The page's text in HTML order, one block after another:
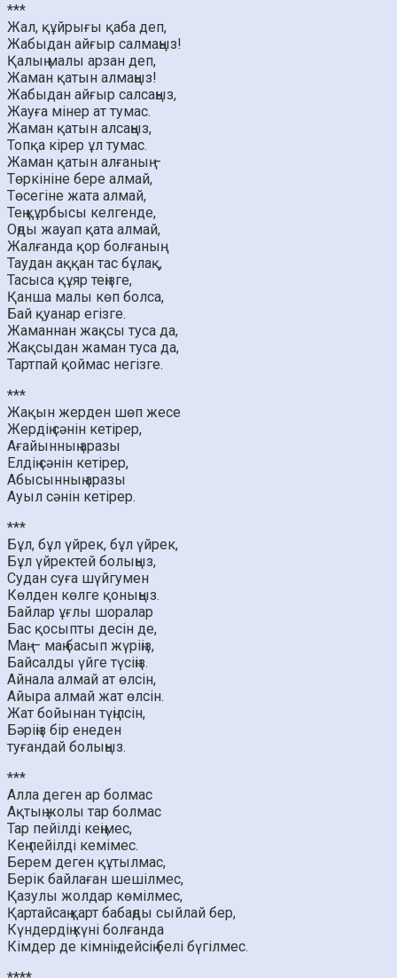
***
Жал, құйрығы қаба деп,
Жабыдан айғыр салмаңыз!
Қалың малы арзан деп,
Жаман қатын алмаңыз!
Жабыдан айғыр салсаңыз,
Жауға мінер ат тумас.
Жаман қатын алсаңыз,
Топқа кірер ұл тумас.
Жаман қатын алғаның –
Төркініне бере алмай,
Төсегіне жата алмай,
Тең құрбысы келгенде,
Оңды жауап қата алмай,
Жалғанда қор болғаның.
Таудан аққан тас бұлақ,
Тасыса құяр теңізге,
Қанша малы көп болса,
Бай қуанар егізге.
Жаманнан жақсы туса да,
Жақсыдан жаман туса да,
Тартпай қоймас негізге.
***
Жақын жерден шөп жесе
Жердің сәнін кетірер,
Ағайынның аразы
Елдің сәнін кетірер,
Абысынның аразы
Ауыл сәнін кетірер.
***
Бұл, бұл үйрек, бұл үйрек,
Бұл үйректей болыңыз,
Судан суға шүйгумен
Көлден көлге қоныңыз.
Байлар ұғлы шоралар
Бас қосыпты десін де,
Маң — маң басып жүріңіз,
Байсалды үйге түсіңіз.
Айнала алмай ат өлсін,
Айыра алмай жат өлсін.
Жат бойынан түңілсін,
Бәріңіз бір енеден
туғандай болыңыз.
***
Алла деген ар болмас
Ақтың жолы тар болмас
Тар пейілді кеңімес,
Кең пейілді кемімес.
Берем деген құтылмас,
Берік байлаған шешілмес,
Қазулы жолдар көмілмес,
Қартайсаң қарт бабаңды сыйлай бер,
Күндердің күні болғанда
Кімдер де кімнің дейсің белі бүгілмес.